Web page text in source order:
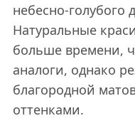
небесно-голубого
Натуральные
больше времени,
аналоги, однако
благородной
оттенками.